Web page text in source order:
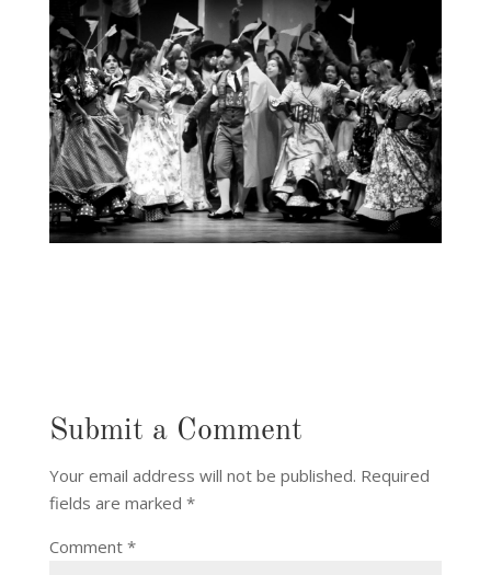
Submit a Comment
Your email address will not be published. Required
fields are marked *
Comment *